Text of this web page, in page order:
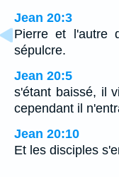
Jean 20:3
Pierre et l'autre
sépulcre.
Jean 20:5
s'étant baissé, il
cependant il
Jean 20:10
Et les disciples